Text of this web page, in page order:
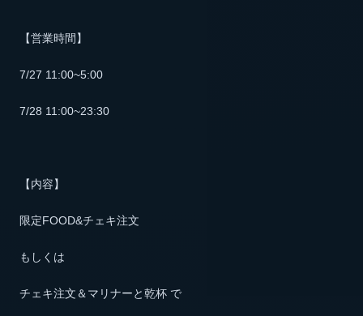
【営業時間】
7/27 11:00~5:00
7/28 11:00~23:30
【内容】
限定FOOD&チェキ注文
もしくは
チェキ注文＆マリナーと乾杯 で